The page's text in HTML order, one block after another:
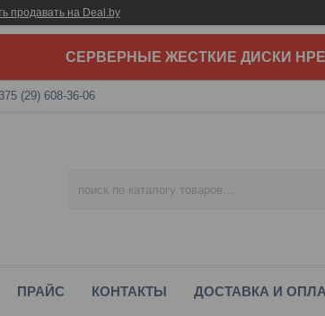
продавать на Deal.by
СЕРВЕРНЫЕ ЖЕСТКИЕ ДИСКИ HPE
(29) 608-36-06
ПРАЙС КОНТАКТЫ ДОСТАВКА И